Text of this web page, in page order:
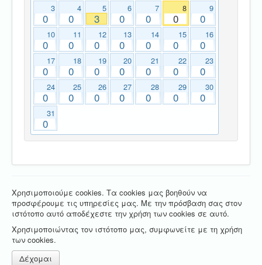
3
0
4
0
5
3
6
0
7
0
8
0
9
0
10
0
11
0
12
0
13
0
14
0
15
0
16
0
17
0
18
0
19
0
20
0
21
0
22
0
23
0
24
0
25
0
26
0
27
0
28
0
29
0
30
0
31
0
Χρησιμοποιούμε cookies. Τα cookies μας βοηθούν να
προσφέρουμε τις υπηρεσίες μας. Με την πρόσβαση σας στον
ιστότοπο αυτό αποδέχεστε την χρήση των cookies σε αυτό.
Χρησιμοποιώντας τον ιστότοπο μας, συμφωνείτε με τη χρήση
των cookies.
Δέχομαι